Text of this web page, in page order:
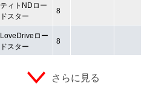
ティトNDロー
ドスター
8
LoveDriveロー
ドスター
8
さらに見る